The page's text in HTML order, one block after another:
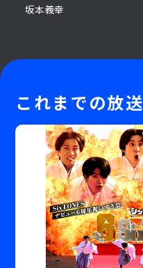
坂本義幸
これまでの放送